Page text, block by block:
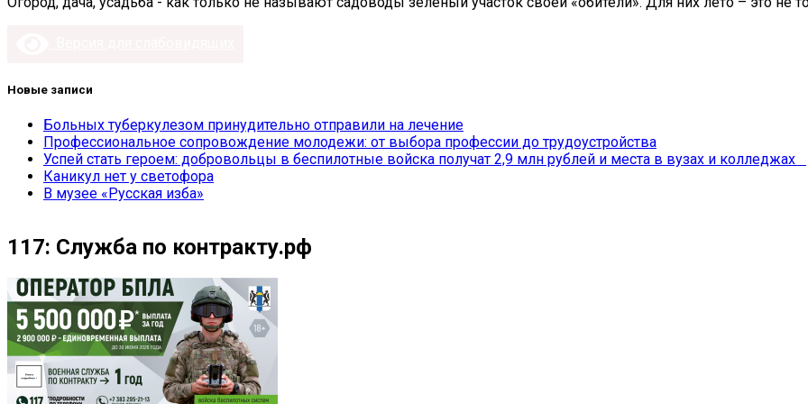
Новые записи
Больных туберкулезом принудительно отправили на лечение
Профессиональное сопровождение молодежи: от выбора профессии до трудоустройства
Успей стать героем: добровольцы в беспилотные войска получат 2,9 млн рублей и места в вузах и колледжах
Каникул нет у светофора
В музее «Русская изба»
117: Служба по контракту.рф